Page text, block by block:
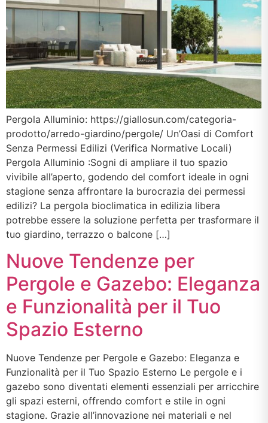
Pergola Alluminio: https://giallosun.com/categoria-
prodotto/arredo-giardino/pergole/ Un’Oasi di Comfort
Senza Permessi Edilizi (Verifica Normative Locali)
Pergola Alluminio :Sogni di ampliare il tuo spazio
vivibile all’aperto, godendo del comfort ideale in ogni
stagione senza affrontare la burocrazia dei permessi
edilizi? La pergola bioclimatica in edilizia libera
potrebbe essere la soluzione perfetta per trasformare il
tuo giardino, terrazzo o balcone […]
Nuove Tendenze per
Pergole e Gazebo: Eleganza
e Funzionalità per il Tuo
Spazio Esterno
Nuove Tendenze per Pergole e Gazebo: Eleganza e
Funzionalità per il Tuo Spazio Esterno Le pergole e i
gazebo sono diventati elementi essenziali per arricchire
gli spazi esterni, offrendo comfort e stile in ogni
stagione. Grazie all’innovazione nei materiali e nel